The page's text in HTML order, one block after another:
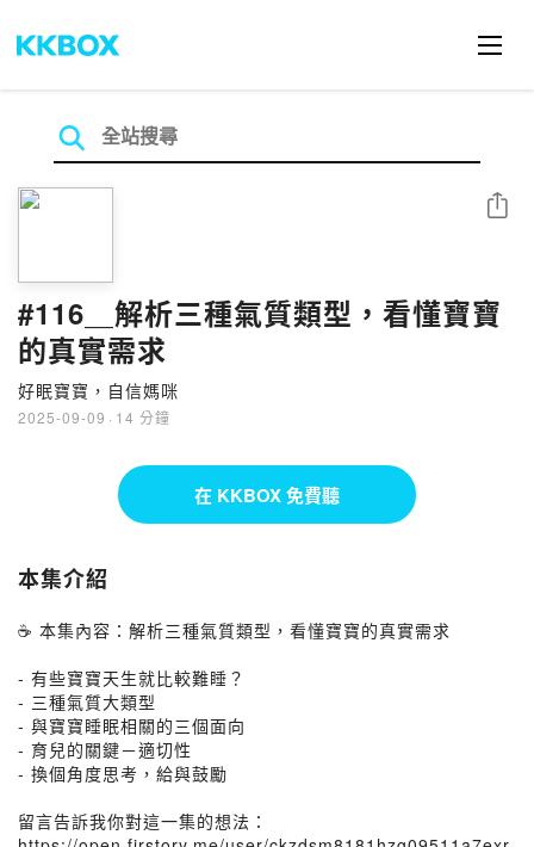
#116＿解析三種氣質類型，看懂寶寶
的真實需求
好眠寶寶，自信媽咪
2025-09-09 · 14 分鐘
分享
在 KKBOX 免費聽
本集介紹
☕ 本集內容：解析三種氣質類型，看懂寶寶的真實需求
- 有些寶寶天生就比較難睡？
- 三種氣質大類型
- 與寶寶睡眠相關的三個面向
- 育兒的關鍵－適切性
- 換個角度思考，給與鼓勵
留言告訴我你對這一集的想法：